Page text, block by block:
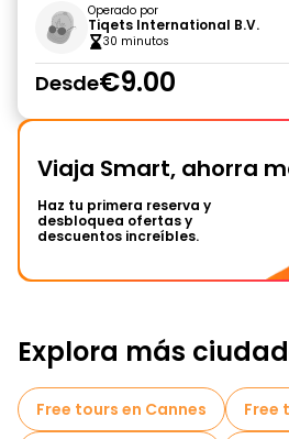
Operado por
Tiqets International B.V.
30 minutos
Desde€9.00
Viaja Smart, ahorra
Haz tu primera reserva y
desbloquea ofertas y
descuentos increíbles.
Explora más
Free tours en Cannes
Free